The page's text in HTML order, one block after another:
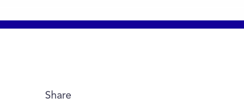
Share